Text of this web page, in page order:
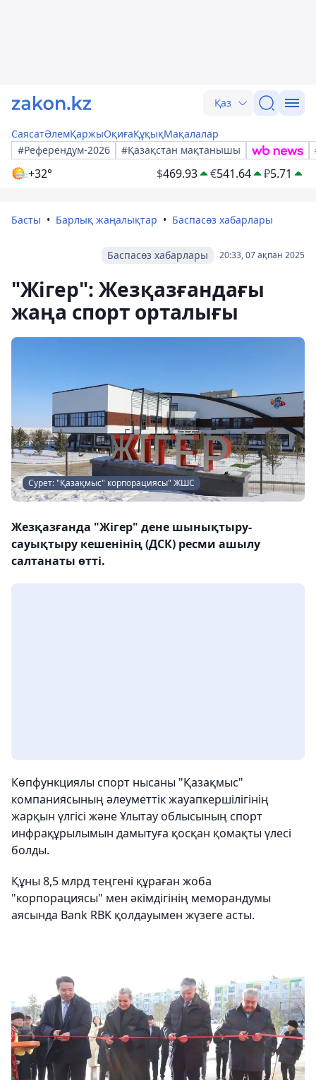
Қаз
СаясатӘлемҚаржыОқиғаҚұқықМақалалар
#Референдум-2026
#Қазақстан мақтанышы
+32° $469.93 €541.64 ₽5.71
Басты Барлық жаңалықтар Баспасөз хабарлары
20:33, 07 ақпан 2025
Баспасөз хабарлары
"Жігер": Жезқазғандағы
жаңа спорт орталығы
Сурет: "Қазақмыс" корпорациясы" ЖШС
Жезқазғанда "Жігер" дене шынықтыру-
сауықтыру кешенінің (ДСК) ресми ашылу
салтанаты өтті.
Көпфункциялы спорт нысаны "Қазақмыс"
компаниясының әлеуметтік жауапкершілігінің
жарқын үлгісі және Ұлытау облысының спорт
инфрақұрылымын дамытуға қосқан қомақты үлесі
болды.
Құны 8,5 млрд теңгені құраған жоба
"корпорациясы" мен әкімдігінің меморандумы
аясында Bank RBK қолдауымен жүзеге асты.